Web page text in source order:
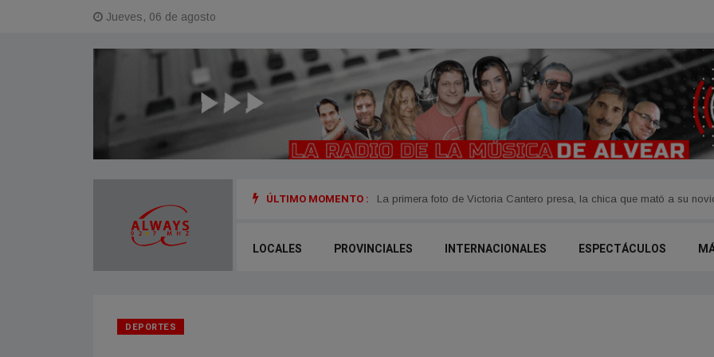
Jueves, 06 de agosto
ÚLTIMO MOMENTO :
la Tierra y los científicos temen que traiga consecuencias La primera foto de Victoria Cantero presa, la chica que mató a su
LOCALES PROVINCIALES INTERNACIONALES ESPECTÁCULOS
DEPORTES